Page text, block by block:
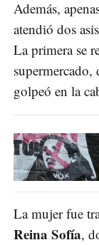
Además,
atendió dos
La primera se
supermercado,
golpeó en la
La mujer fue
Reina Sofía,